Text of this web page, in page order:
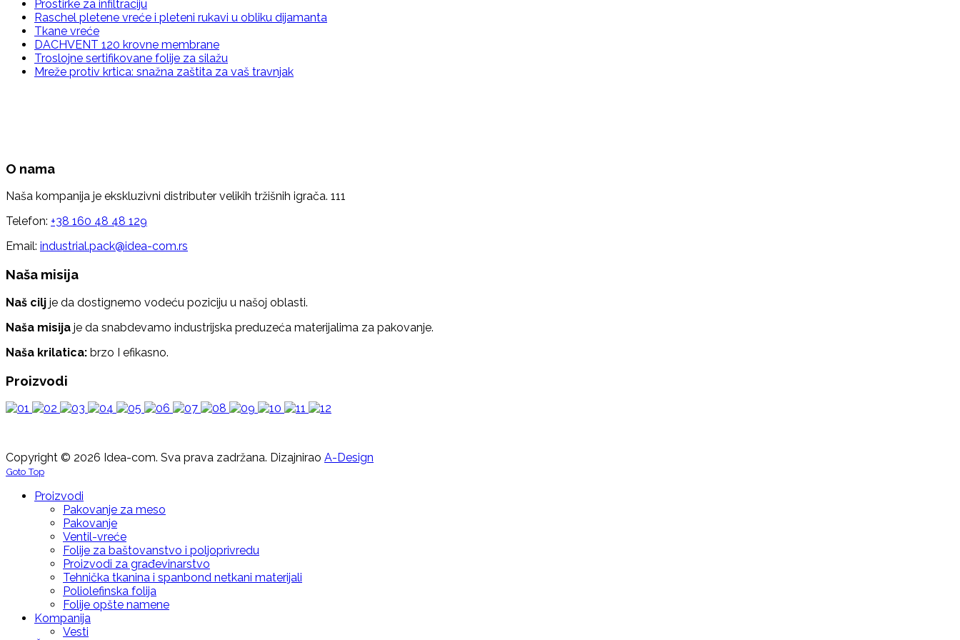
Prostirke za infiltraciju
Raschel pletene vreće i pleteni rukavi u obliku dijamanta
Tkane vreće
DACHVENT 120 krovne membrane
Troslojne sertifikovane folije za silažu
Mreže protiv krtica: snažna zaštita za vaš travnjak
O nama
Naša kompanija je ekskluzivni distributer velikih tržišnih igrača. 111
Telefon: +38 160 48 48 129
Email: industrial.pack@idea-com.rs
Naša misija
Naš cilj je da dostignemo vodeću poziciju u našoj oblasti.
Naša misija je da snabdevamo industrijska preduzeća materijalima za pakovanje.
Naša krilatica: brzo I efikasno.
Proizvodi
Copyright © 2026 Idea-com. Sva prava zadržana. Dizajnirao A-Design
Goto Top
Proizvodi
Pakovanje za meso
Pakovanje
Ventil-vreće
Folije za baštovanstvo i poljoprivredu
Proizvodi za građevinarstvo
Tehnička tkanina i spanbond netkani materijali
Poliolefinska folija
Folije opšte namene
Kompanija
Vesti